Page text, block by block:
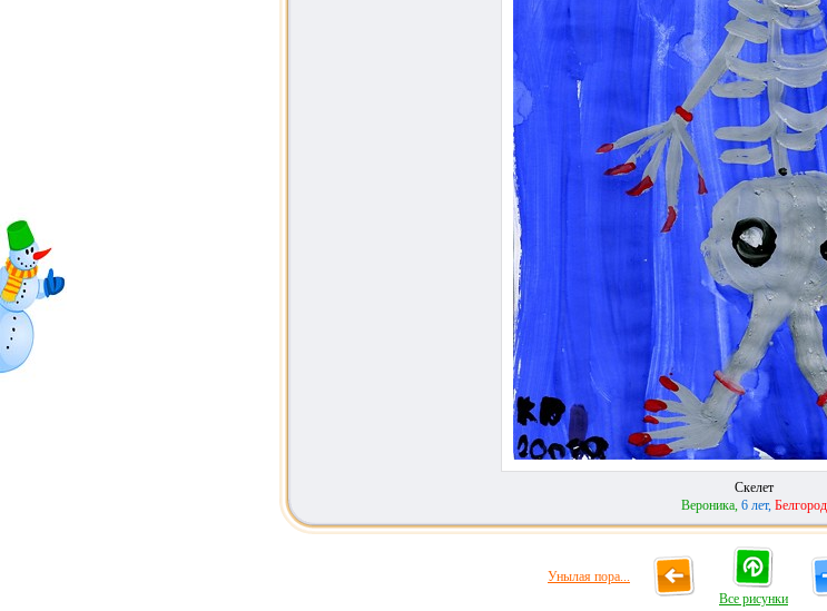
Скелет
Вероника, 6 лет, Белгород
Унылая пора...
Все рисунки